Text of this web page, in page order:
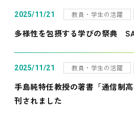
2025/11/21 教員・学生の活躍
多様性を包摂する学びの祭典
2025/11/21 教員・学生の活躍
手島純特任教授の著書「通信制
刊されました